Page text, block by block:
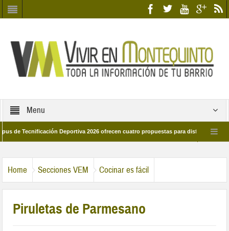
Menu
Tecnificación Deportiva 2026 ofrecen cuatro propuestas para disfrutar del deporte
Home Secciones VEM Cocinar es fácil
Piruletas de Parmesano